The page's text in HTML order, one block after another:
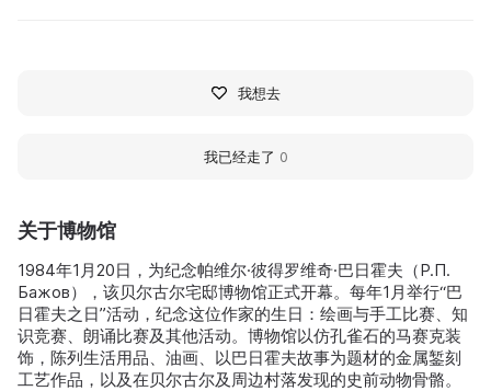
关于博物馆
1984年1月20日，为纪念帕维尔·彼得罗维奇·巴日霍夫（P.П.
Бажов），该贝尔古尔宅邸博物馆正式开幕。每年1月举行“巴
日霍夫之日”活动，纪念这位作家的生日：绘画与手工比赛、知
识竞赛、朗诵比赛及其他活动。博物馆以仿孔雀石的马赛克装
饰，陈列生活用品、油画、以巴日霍夫故事为题材的金属錾刻
工艺作品，以及在贝尔古尔及周边村落发现的史前动物骨骼。
我想去
我已经走了 0